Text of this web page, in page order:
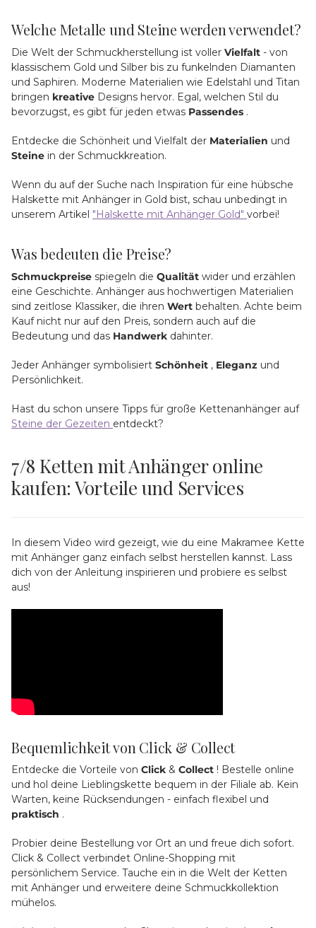
Welche Metalle und Steine werden verwendet?
Die Welt der Schmuckherstellung ist voller Vielfalt - von
klassischem Gold und Silber bis zu funkelnden Diamanten
und Saphiren. Moderne Materialien wie Edelstahl und Titan
bringen kreative Designs hervor. Egal, welchen Stil du
bevorzugst, es gibt für jeden etwas Passendes .
Entdecke die Schönheit und Vielfalt der Materialien und
Steine in der Schmuckkreation.
Wenn du auf der Suche nach Inspiration für eine hübsche
Halskette mit Anhänger in Gold bist, schau unbedingt in
unserem Artikel "Halskette mit Anhänger Gold" vorbei!
Was bedeuten die Preise?
Schmuckpreise spiegeln die Qualität wider und erzählen
eine Geschichte. Anhänger aus hochwertigen Materialien
sind zeitlose Klassiker, die ihren Wert behalten. Achte beim
Kauf nicht nur auf den Preis, sondern auch auf die
Bedeutung und das Handwerk dahinter.
Jeder Anhänger symbolisiert Schönheit , Eleganz und
Persönlichkeit.
Hast du schon unsere Tipps für große Kettenanhänger auf
Steine der Gezeiten entdeckt?
7/8 Ketten mit Anhänger online
kaufen: Vorteile und Services
In diesem Video wird gezeigt, wie du eine Makramee Kette
mit Anhänger ganz einfach selbst herstellen kannst. Lass
dich von der Anleitung inspirieren und probiere es selbst
aus!
Bequemlichkeit von Click & Collect
Entdecke die Vorteile von Click & Collect ! Bestelle online
und hol deine Lieblingskette bequem in der Filiale ab. Kein
Warten, keine Rücksendungen - einfach flexibel und
praktisch .
Probier deine Bestellung vor Ort an und freue dich sofort.
Click & Collect verbindet Online-Shopping mit
persönlichem Service. Tauche ein in die Welt der Ketten
mit Anhänger und erweitere deine Schmuckkollektion
mühelos.